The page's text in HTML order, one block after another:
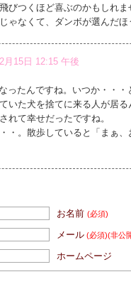
びつくほど喜ぶのかもしれま
ゃなくて、ダンボが選んだ
月15日 12:15 午後
ったんですね。いつか・・
いた犬を捨てに来る人が居
れて幸せだったですね。
・。散歩していると「まぁ
お名前 (必須)
メール (必須)(非公
ホームページ